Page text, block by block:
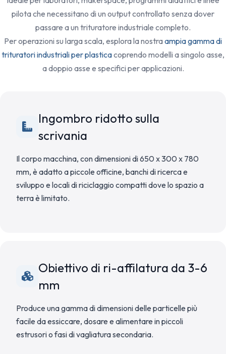
pilota che necessitano di un output controllato senza dover
passare a un trituratore industriale completo.
Per operazioni su larga scala, esplora la nostraampia gamma di
trituratori industriali per plasticacoprendo modelli a singolo asse,
a doppio asse e specifici per applicazioni.
Ingombro ridotto sulla
scrivania
Il corpo macchina, con dimensioni di 650 x 300 x 780
mm, è adatto a piccole officine, banchi di ricerca e
sviluppo e locali di riciclaggio compatti dove lo spazio a
terra è limitato.
Obiettivo di ri-affilatura da 3-6
mm
Produce una gamma di dimensioni delle particelle più
facile da essiccare, dosare e alimentare in piccoli
estrusori o fasi di vagliatura secondaria.